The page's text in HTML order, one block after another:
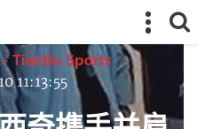
11:13:55